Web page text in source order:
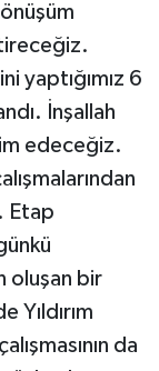
yaptığımız 6
İnşallah
edeceğiz.
Etap
oluşan bir
Yıldırım
da